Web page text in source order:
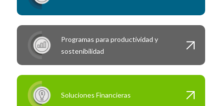
Programas para productividad y
sostenibilidad
Soluciones Financieras